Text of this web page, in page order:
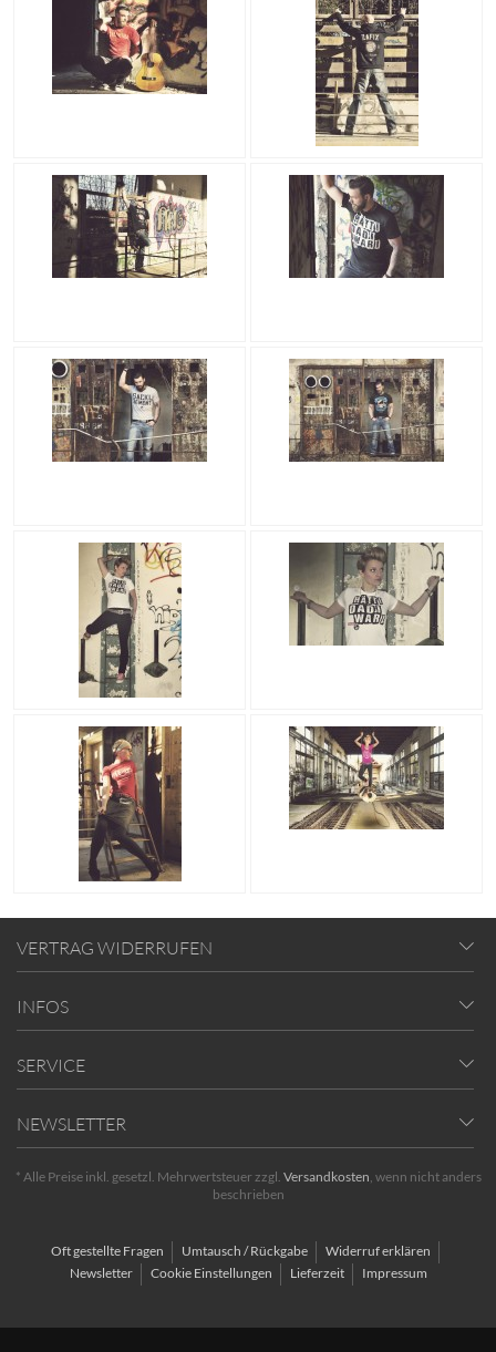
VERTRAG WIDERRUFEN
INFOS
SERVICE
NEWSLETTER
* Alle Preise inkl. gesetzl. Mehrwertsteuer zzgl. Versandkosten, wenn nicht anders
beschrieben
Oft gestellte Fragen Umtausch / Rückgabe
Widerruf erklären
Newsletter
Cookie Einstellungen Lieferzeit Impressum